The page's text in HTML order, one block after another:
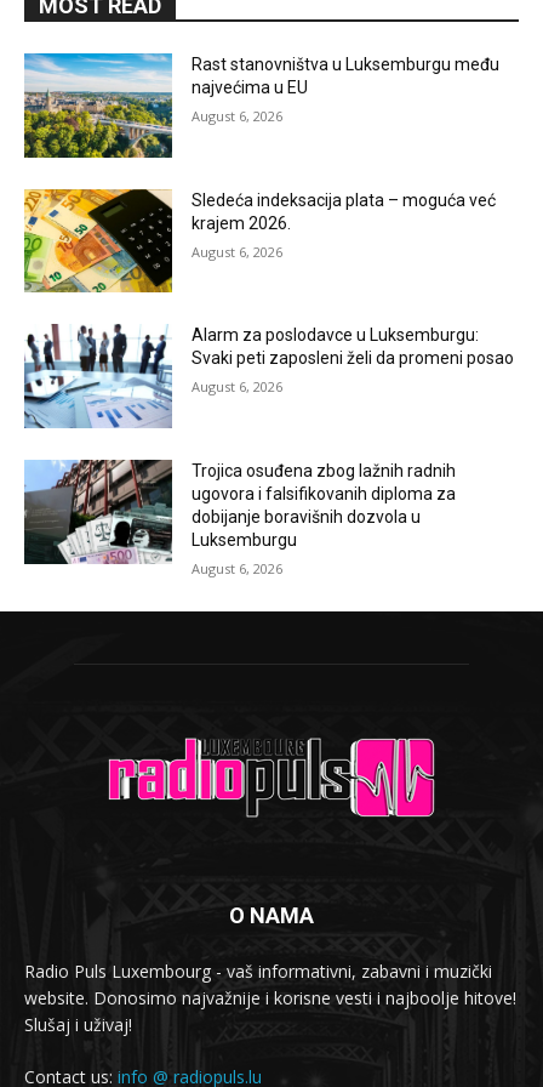
MOST READ
Rast stanovništva u Luksemburgu među
najvećima u EU
August 6, 2026
Sledeća indeksacija plata – moguća već
krajem 2026.
August 6, 2026
Alarm za poslodavce u Luksemburgu:
Svaki peti zaposleni želi da promeni posao
August 6, 2026
Trojica osuđena zbog lažnih radnih
ugovora i falsifikovanih diploma za
dobijanje boravišnih dozvola u
Luksemburgu
August 6, 2026
O NAMA
Radio Puls Luxembourg - vaš informativni, zabavni i muzički
website. Donosimo najvažnije i korisne vesti i najboolje hitove!
Slušaj i uživaj!
Contact us: info @ radiopuls.lu